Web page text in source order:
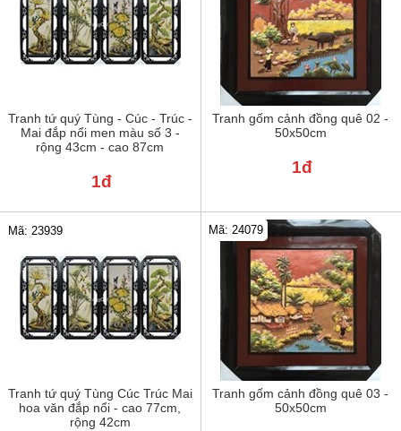
Tranh tứ quý Tùng - Cúc - Trúc -
Mai đắp nổi men màu số 3 -
rộng 43cm - cao 87cm
1đ
Tranh gốm cảnh đồng quê 02 -
50x50cm
1đ
Tranh tứ quý Tùng Cúc Trúc Mai
hoa văn đắp nổi - cao 77cm,
rộng 42cm
Mã: 23939
Tranh gốm cảnh đồng quê 03 -
50x50cm
Mã: 24079